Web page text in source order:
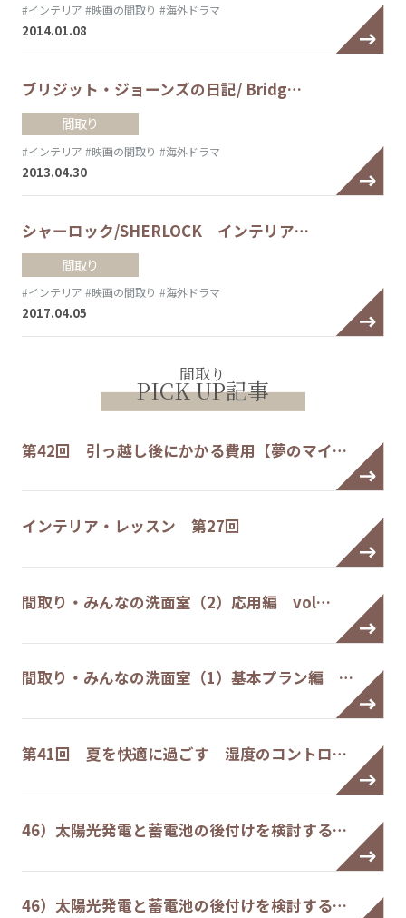
#インテリア #映画の間取り #海外ドラマ
2014.01.08
ブリジット・ジョーンズの日記/ Bridg…
間取り
#インテリア #映画の間取り #海外ドラマ
2013.04.30
シャーロック/SHERLOCK インテリア…
間取り
#インテリア #映画の間取り #海外ドラマ
2017.04.05
間取り
PICK UP記事
第42回 引っ越し後にかかる費用【夢のマイ…
インテリア・レッスン 第27回
間取り・みんなの洗面室（2）応用編 vol…
間取り・みんなの洗面室（1）基本プラン編 …
第41回 夏を快適に過ごす 湿度のコントロ…
46）太陽光発電と蓄電池の後付けを検討する…
46）太陽光発電と蓄電池の後付けを検討する…